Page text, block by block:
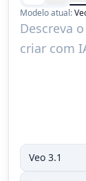
Modelo atual: